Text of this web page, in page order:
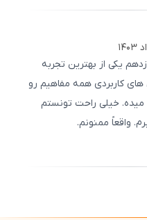
یکی از بهترین تجربه
های کاربردی همه مفاهیم رو
خیلی راحت تونستم
واقعاً ممنونم.